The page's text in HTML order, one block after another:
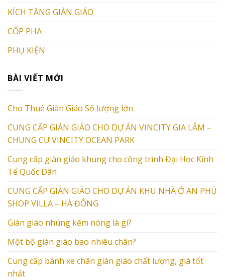
KÍCH TĂNG GIÀN GIÁO
CỐP PHA
PHỤ KIỆN
BÀI VIẾT MỚI
Cho Thuê Giàn Giáo Số lượng lớn
CUNG CẤP GIÀN GIÁO CHO DỰ ÁN VINCITY GIA LÂM –
CHUNG CƯ VINCITY OCEAN PARK
Cung cấp giàn giáo khung cho công trình Đại Học Kinh
Tế Quốc Dân
CUNG CẤP GIÀN GIÁO CHO DỰ ÁN KHU NHÀ Ở AN PHÚ
SHOP VILLA – HÀ ĐÔNG
Giàn giáo nhúng kẽm nóng là gì?
Một bộ giàn giáo bao nhiêu chân?
Cung cấp bánh xe chân giàn giáo chất lượng, giá tốt
nhất